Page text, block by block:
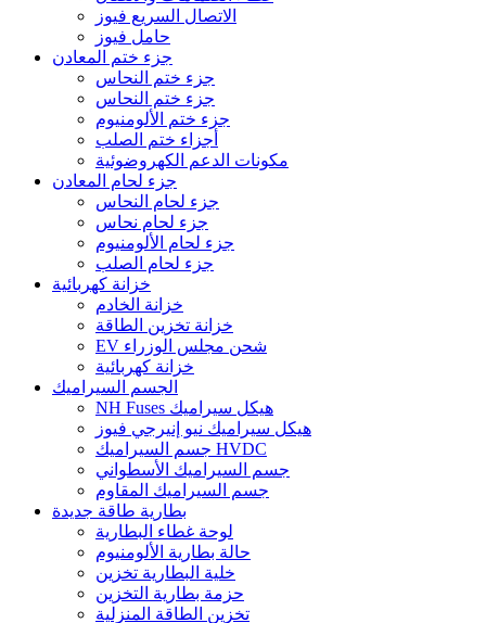
الاتصال السريع فيوز
حامل فيوز
جزء ختم المعادن
جزء ختم النحاس
جزء ختم النحاس
جزء ختم الألومنيوم
أجزاء ختم الصلب
مكونات الدعم الكهروضوئية
جزء لحام المعادن
جزء لحام النحاس
جزء لحام نحاس
جزء لحام الألومنيوم
جزء لحام الصلب
خزانة كهربائية
خزانة الخادم
خزانة تخزين الطاقة
EV شحن مجلس الوزراء
خزانة كهربائية
الجسم السيراميك
NH Fuses هيكل سيراميك
هيكل سيراميك نيو إنيرجي فيوز
جسم السيراميك HVDC
جسم السيراميك الأسطواني
جسم السيراميك المقاوم
بطارية طاقة جديدة
لوحة غطاء البطارية
حالة بطارية الألومنيوم
خلية البطارية تخزين
حزمة بطارية التخزين
تخزين الطاقة المنزلية